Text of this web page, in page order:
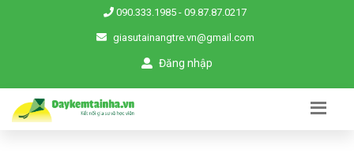
090.333.1985 - 09.87.87.0217
giasutainangtre.vn@gmail.com
Đăng nhập